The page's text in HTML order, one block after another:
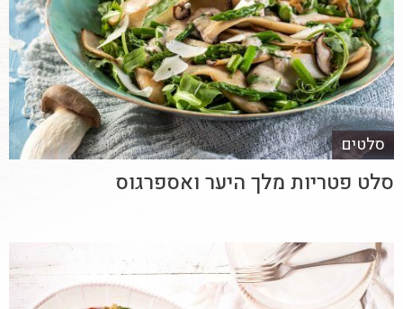
סלטים
סלט פטריות מלך היער ואספרגוס